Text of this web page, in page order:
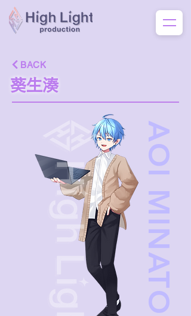
葵生湊
BACK
AOI MINATO